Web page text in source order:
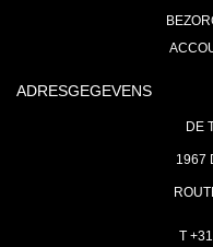
ADRESGEGEVENS
DE
1967
T